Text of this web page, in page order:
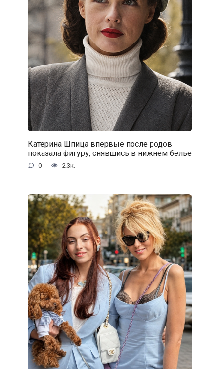
Катерина Шпица впервые после родов
показала фигуру, снявшись в нижнем белье
0 2.3к.